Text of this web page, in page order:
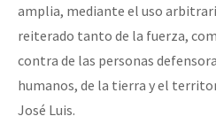
amplia, mediante el uso
reiterado tanto de la fuerza,
contra de las personas
humanos, de la tierra y el
José Luis.